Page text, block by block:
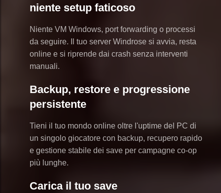
niente setup faticoso
Niente VM Windows, port forwarding o processi
da seguire. Il tuo server Windrose si avvia, resta
online e si riprende dai crash senza interventi
manuali.
Backup, restore e progressione
persistente
Tieni il tuo mondo online oltre l'uptime del PC di
un singolo giocatore con backup, recupero rapido
e gestione stabile dei save per campagne co-op
più lunghe.
Carica il tuo save